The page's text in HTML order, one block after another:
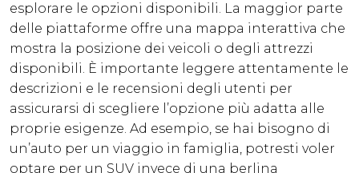
esplorare le opzioni disponibili. La maggior parte
delle piattaforme offre una mappa interattiva che
mostra la posizione dei veicoli o degli attrezzi
disponibili. È importante leggere attentamente le
descrizioni e le recensioni degli utenti per
assicurarsi di scegliere l’opzione più adatta alle
proprie esigenze. Ad esempio, se hai bisogno di
un’auto per un viaggio in famiglia, potresti voler
optare per un SUV invece di una berlina